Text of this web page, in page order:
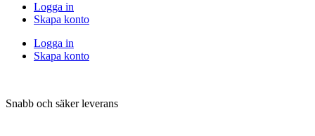
Logga in
Skapa konto
Logga in
Skapa konto
Snabb och säker leverans